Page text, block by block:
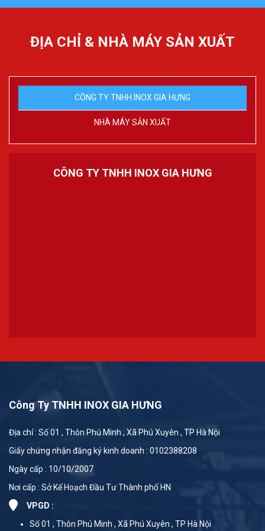
ĐỊA CHỈ & NHÀ MÁY SẢN XUẤT
CÔNG TY TNHH INOX GIA HƯNG
NHÀ MÁY SẢN XUẤT
CÔNG TY TNHH INOX GIA HƯNG
Công Ty TNHH INOX GIA HƯNG
Địa chỉ : Số 01 , Thôn Phú Minh , Xã Phú Xuyên , TP Hà Nội
Giấy chứng nhận đăng ký kinh doanh : 0102388208
Ngày cấp : 10/10/2007
Nơi cấp : Sở Kế Hoạch Đầu Tư Thành phố HN
VPGD :
Số 01 , Thôn Phú Minh , Xã Phú Xuyên , TP Hà Nội